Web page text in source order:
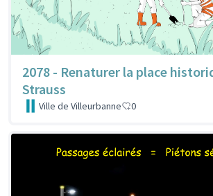
2078 - Renaturer la place
Strauss
Ville de Villeurbanne 0